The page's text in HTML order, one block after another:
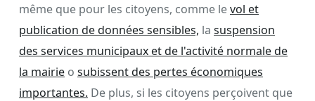
même que pour les citoyens, comme levol et
publication de données sensibles, la suspension
des services municipaux et de l'activité normale de
la mairie o subissent des pertes économiques
importantes. De plus, si les citoyens perçoivent que